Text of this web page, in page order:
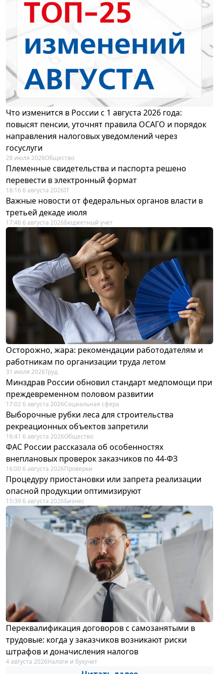
Что изменится в России с 1 августа 2026 года:
повысят пенсии, уточнят правила ОСАГО и порядок
направления налоговых уведомлений через
госуслуги
28 июля 2026Общество
Племенные свидетельства и паспорта решено
перевести в электронный формат
18:16 6 августа 2026IT
Важные новости от федеральных органов власти в
третьей декаде июля
17:46 6 августа 2026Бюджетный учет
Осторожно, жара: рекомендации работодателям и
работникам по организации труда летом
31 июля 2026Труд
Минздрав России обновил стандарт медпомощи при
преждевременном половом развитии
17:02 6 августа 2026Социальная сфера
Выборочные рубки леса для строительства
рекреационных объектов запретили
16:41 6 августа 2026Общество
ФАС России рассказала об особенностях
внеплановых проверок заказчиков по 44-ФЗ
16:00 6 августа 2026Проверки
Процедуру приостановки или запрета реализации
опасной продукции оптимизируют
15:39 6 августа 2026Бизнес
Переквалификация договоров с самозанятыми в
трудовые: когда у заказчиков возникают риски
штрафов и доначисления налогов
4 августа 2026Налоги и бухучет